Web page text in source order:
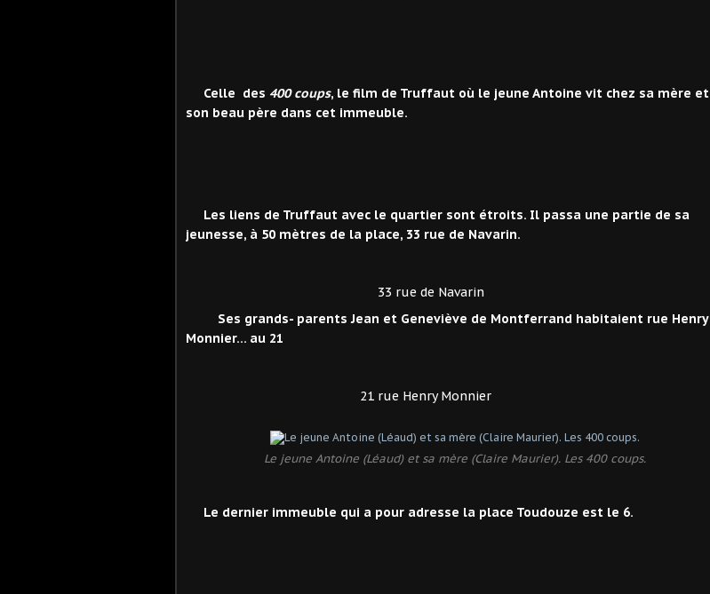
Celle des 400 coups, le film de Truffaut où le jeune Antoine vit chez sa mère et
son beau père dans cet immeuble.
Les liens de Truffaut avec le quartier sont étroits. Il passa une partie de sa
jeunesse, à 50 mètres de la place, 33 rue de Navarin.
33 rue de Navarin
Ses grands- parents Jean et Geneviève de Montferrand habitaient rue Henry
Monnier… au 21
21 rue Henry Monnier
Le jeune Antoine (Léaud) et sa mère (Claire Maurier). Les 400 coups.
Le dernier immeuble qui a pour adresse la place Toudouze est le 6.